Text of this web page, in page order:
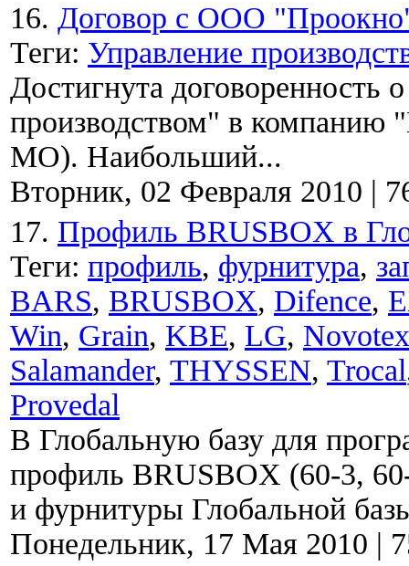
16. Договор с ООО
Теги: Управление
Достигнута договоренность
производством" в
МО). Наибольший...
Вторник, 02 Февраля 2010 |
17. Профиль BRUSBOX в
Теги: профиль, фурнитура,
BARS, BRUSBOX, Difence,
Win, Grain, KBE, LG, Novotex
Salamander, THYSSEN, Trocal
Provedal
В Глобальную базу для
профиль BRUSBOX (60-3,
и фурнитуры Глобальной
Понедельник, 17 Мая 2010 |